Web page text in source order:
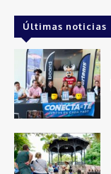
Últimas noticias